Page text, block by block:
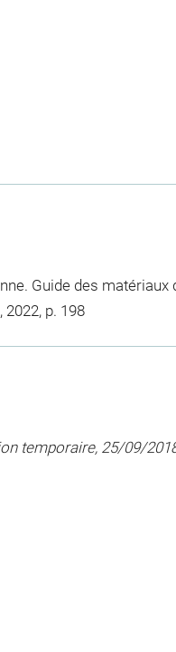
Guide des
p. 198
temporaire, 25/09/